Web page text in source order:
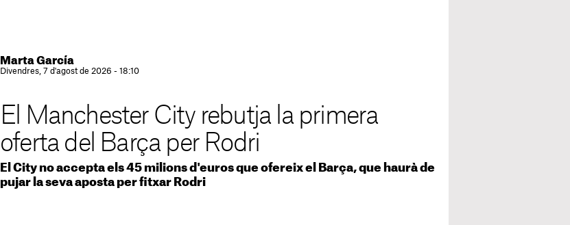
Marta García
Divendres, 7 d'agost de 2026 - 18:10
El Manchester City rebutja la primera
oferta del Barça per Rodri
El City no accepta els 45 milions d'euros que ofereix el Barça, que haurà de
pujar la seva aposta per fitxar Rodri